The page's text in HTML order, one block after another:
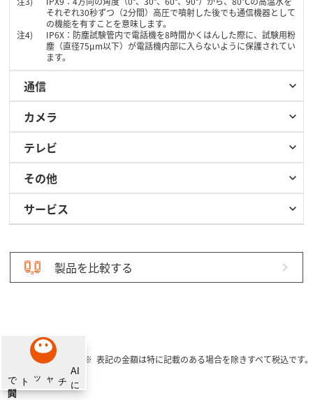
それぞれ30秒ずつ（2分間）高圧で噴射した後でも通信機器として
の機能を有すことを意味します。
IP6X：防塵試験管内で電話機を8時間かくはんした際に、試験用粉
塵（直径75µm以下）が電話機内部に入らないように保護されてい
ます。
通信
カメラ
テレビ
その他
サービス
製品を比較する
表記の金額は特に記載のある場合を除きすべて税込です。